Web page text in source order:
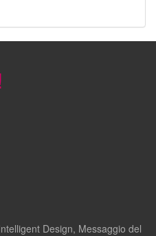
Design, Messaggio del